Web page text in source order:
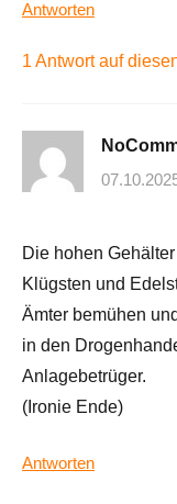
Antworten
1 Antwort auf
Die hohen
Klügsten und
Ämter bemühen
in den
Anlagebetrüger.
(Ironie Ende)
Antworten